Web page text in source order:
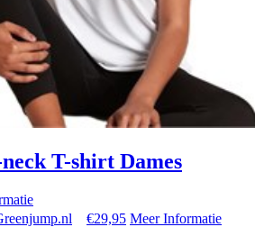
T-shirt Dames
€29,95 Meer Informatie